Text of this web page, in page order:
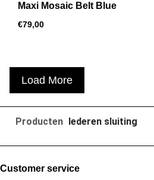
Maxi Mosaic Belt Blue
€79,00
Load More
Producten lederen sluiting
Customer service